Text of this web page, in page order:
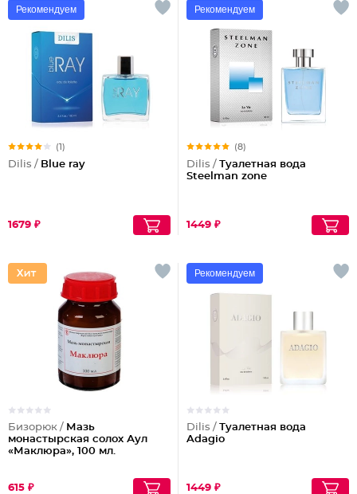
Рекомендуем
(1)
Dilis / Blue ray
1679 ₽
Рекомендуем
(8)
Dilis / Туалетная вода
Steelman zone
1449 ₽
Бизорюк / Мазь
монастырская солох Аул
«Маклюра», 100 мл.
615 ₽
Рекомендуем
Dilis / Туалетная вода
Adagio
1449 ₽